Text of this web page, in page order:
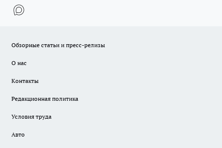
Обзорные статьи и пресс-релизы
О нас
Контакты
Редакционная политика
Условия труда
Авто